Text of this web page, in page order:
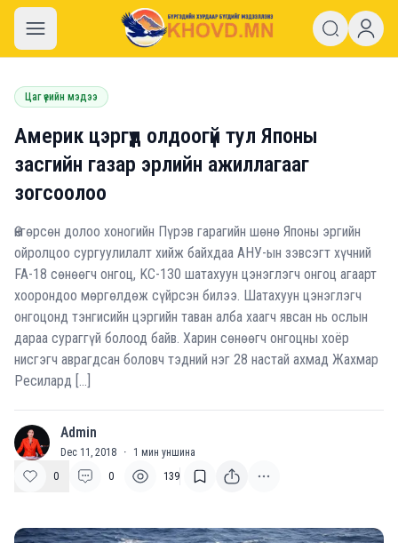
khovd.mn
Цаг үеийн мэдээ
Америк цэргүүд олдоогүй тул Японы
засгийн газар эрлийн ажиллагааг
зогсоолоо
Өнгөрсөн долоо хоногийн Пүрэв гарагийн шөнө Японы эргийн
ойролцоо сургуулилалт хийж байхдаа АНУ-ын зэвсэгт хүчний
FA-18 сөнөөгч онгоц, KC-130 шатахуун цэнэглэгч онгоц агаарт
хоорондоо мөргөлдөж сүйрсэн билээ. Шатахуун цэнэглэгч
онгоцонд тэнгисийн цэргийн таван алба хаагч явсан нь ослын
дараа сураггүй болоод байв. Харин сөнөөгч онгоцны хоёр
нисгэгч аврагдсан боловч тэдний нэг 28 настай ахмад Жахмар
Ресилард […]
A Admin
Dec 11, 2018 · 1 мин уншина
0
0 139